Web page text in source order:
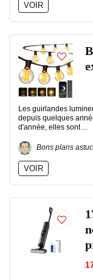
VOIR
Les guirlandes
depuis quelques
d'année, elles sont ...
Bons plans
VOIR